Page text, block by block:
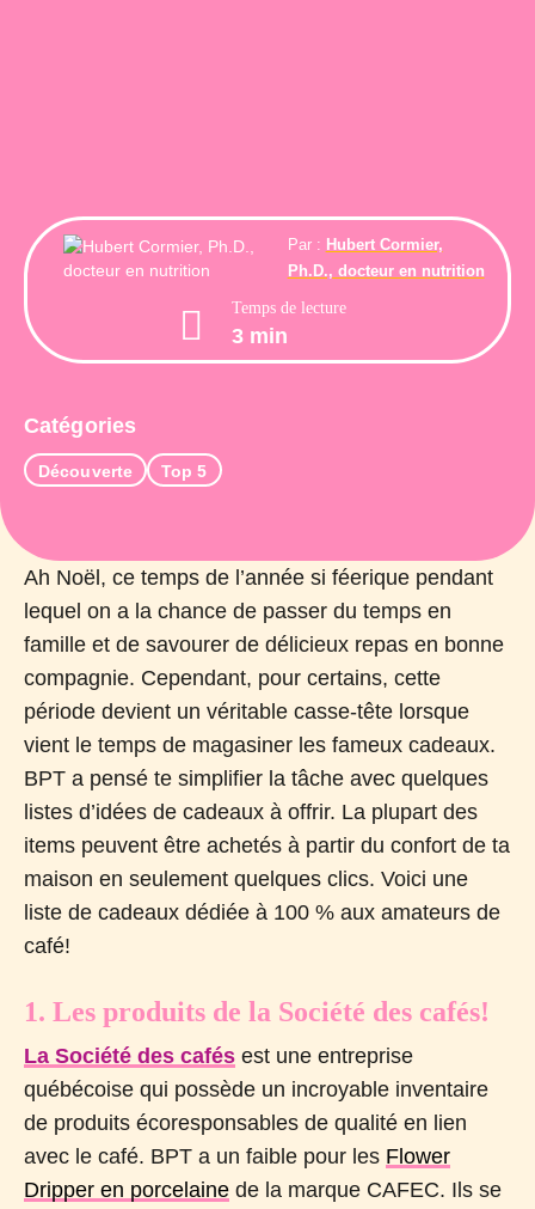
Par : Hubert Cormier,
Ph.D., docteur en nutrition
Temps de lecture
3 min
Catégories
Découverte Top 5
Ah Noël, ce temps de l’année si féerique pendant
lequel on a la chance de passer du temps en
famille et de savourer de délicieux repas en bonne
compagnie. Cependant, pour certains, cette
période devient un véritable casse-tête lorsque
vient le temps de magasiner les fameux cadeaux.
BPT a pensé te simplifier la tâche avec quelques
listes d’idées de cadeaux à offrir. La plupart des
items peuvent être achetés à partir du confort de ta
maison en seulement quelques clics. Voici une
liste de cadeaux dédiée à 100 % aux amateurs de
café!
1. Les produits de la Société des cafés!
La Société des cafés est une entreprise
québécoise qui possède un incroyable inventaire
de produits écoresponsables de qualité en lien
avec le café. BPT a un faible pour les Flower
Dripper en porcelaine de la marque CAFEC. Ils se